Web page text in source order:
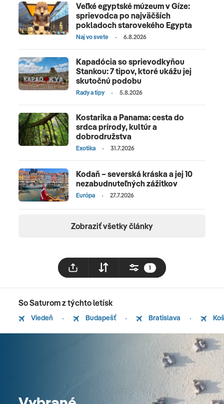
Veľké egyptské múzeum v Gíze:
sprievodca po najväčších
pokladoch starovekého Egypta
Naj vo svete 6.8.2026
Kapadócia so sprievodkyňou
Stankou: 7 tipov, ktoré ukážu jej
skutočnú podobu
Rady a tipy 5.8.2026
Kostarika a Panama: cesta do
srdca prírody, kultúr a
dobrodružstva
Exotika 31.7.2026
Kodaň – severská kráska a jej 10
nezabudnuteľných zážitkov
Európa 27.7.2026
Zobraziť všetky články
1
So Saturom z týchto letísk
Viedeň Budapešť Bratislava